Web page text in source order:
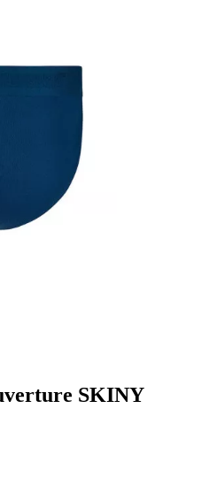
SKINY